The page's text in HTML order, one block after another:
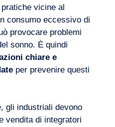
vicine al
consumo eccessivo di
provocare problemi
sonno. È quindi
chiare e
per prevenire questi
gli industriali devono
vendita di integratori